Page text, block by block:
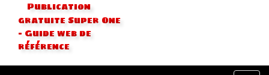
Publication
gratuite Super One
- Guide web de
référence